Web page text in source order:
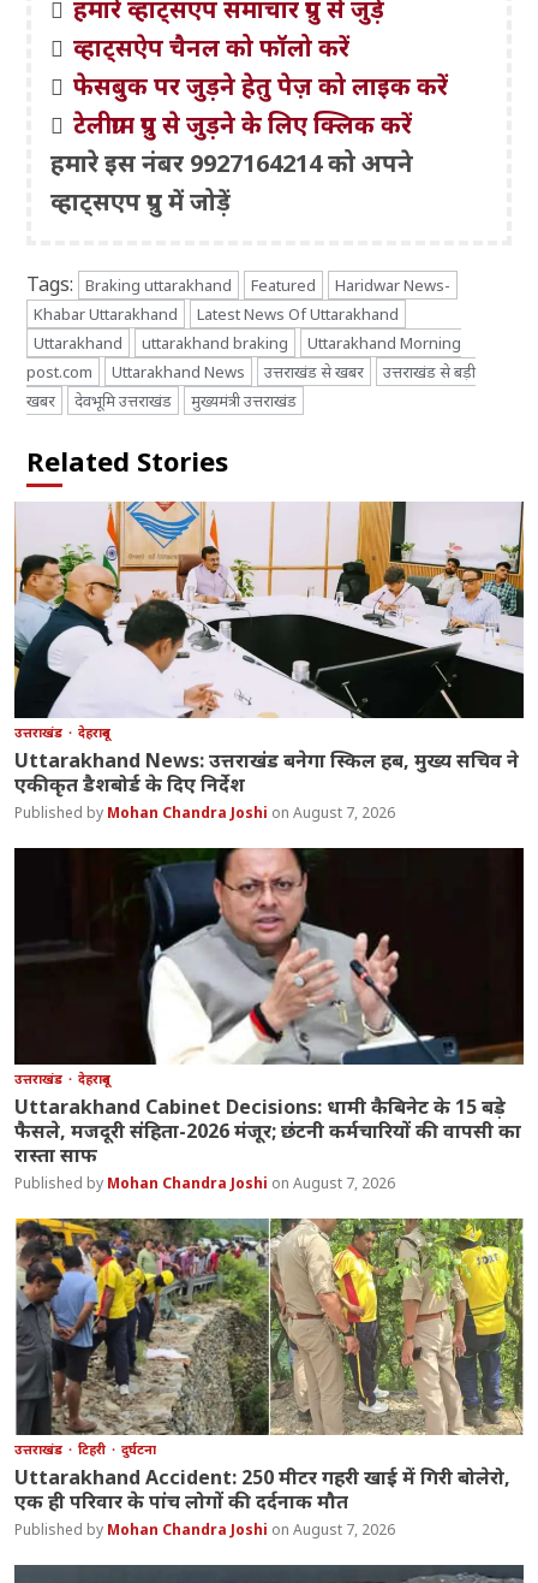
हमारे व्हाट्सएप समाचार ग्रुप से जुड़ें
व्हाट्सऐप चैनल को फॉलो करें
फेसबुक पर जुड़ने हेतु पेज़ को लाइक करें
टेलीग्राम ग्रुप से जुड़ने के लिए क्लिक करें
हमारे इस नंबर 9927164214 को अपने
व्हाट्सएप ग्रुप में जोड़ें
Tags: Braking uttarakhand Featured
Haridwar News-
Khabar Uttarakhand
Latest News Of Uttarakhand
Uttarakhand
uttarakhand braking
Uttarakhand Morning
post.com
Uttarakhand News उत्तराखंड से खबर
उत्तराखंड से बड़ी
खबर
देवभूमि उत्तराखंड मुख्यमंत्री उत्तराखंड
Related Stories
उत्तराखंड देहरादून
Uttarakhand News: उत्तराखंड बनेगा स्किल हब, मुख्य सचिव ने
एकीकृत डैशबोर्ड के दिए निर्देश
Mohan Chandra Joshi August 7, 2026
उत्तराखंड देहरादून
Uttarakhand Cabinet Decisions: धामी कैबिनेट के 15 बड़े
फैसले, मजदूरी संहिता-2026 मंजूर; छंटनी कर्मचारियों की वापसी का
रास्ता साफ
Mohan Chandra Joshi August 7, 2026
उत्तराखंड टिहरी दुर्घटना
Uttarakhand Accident: 250 मीटर गहरी खाई में गिरी बोलेरो,
एक ही परिवार के पांच लोगों की दर्दनाक मौत
Mohan Chandra Joshi August 7, 2026